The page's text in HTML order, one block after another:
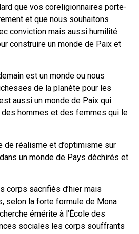
que vos coreligionnaires porte-
et que nous souhaitons
conviction mais aussi humilité
construire un monde de Paix et
est un monde ou nous
de la planète pour les
aussi un monde de Paix qui
des hommes et des femmes qui le
de réalisme et d’optimisme sur
un monde de Pays déchirés et
corps sacrifiés d’hier mais
selon la forte formule de Mona
émérite à l’École des
sociales les corps souffrants